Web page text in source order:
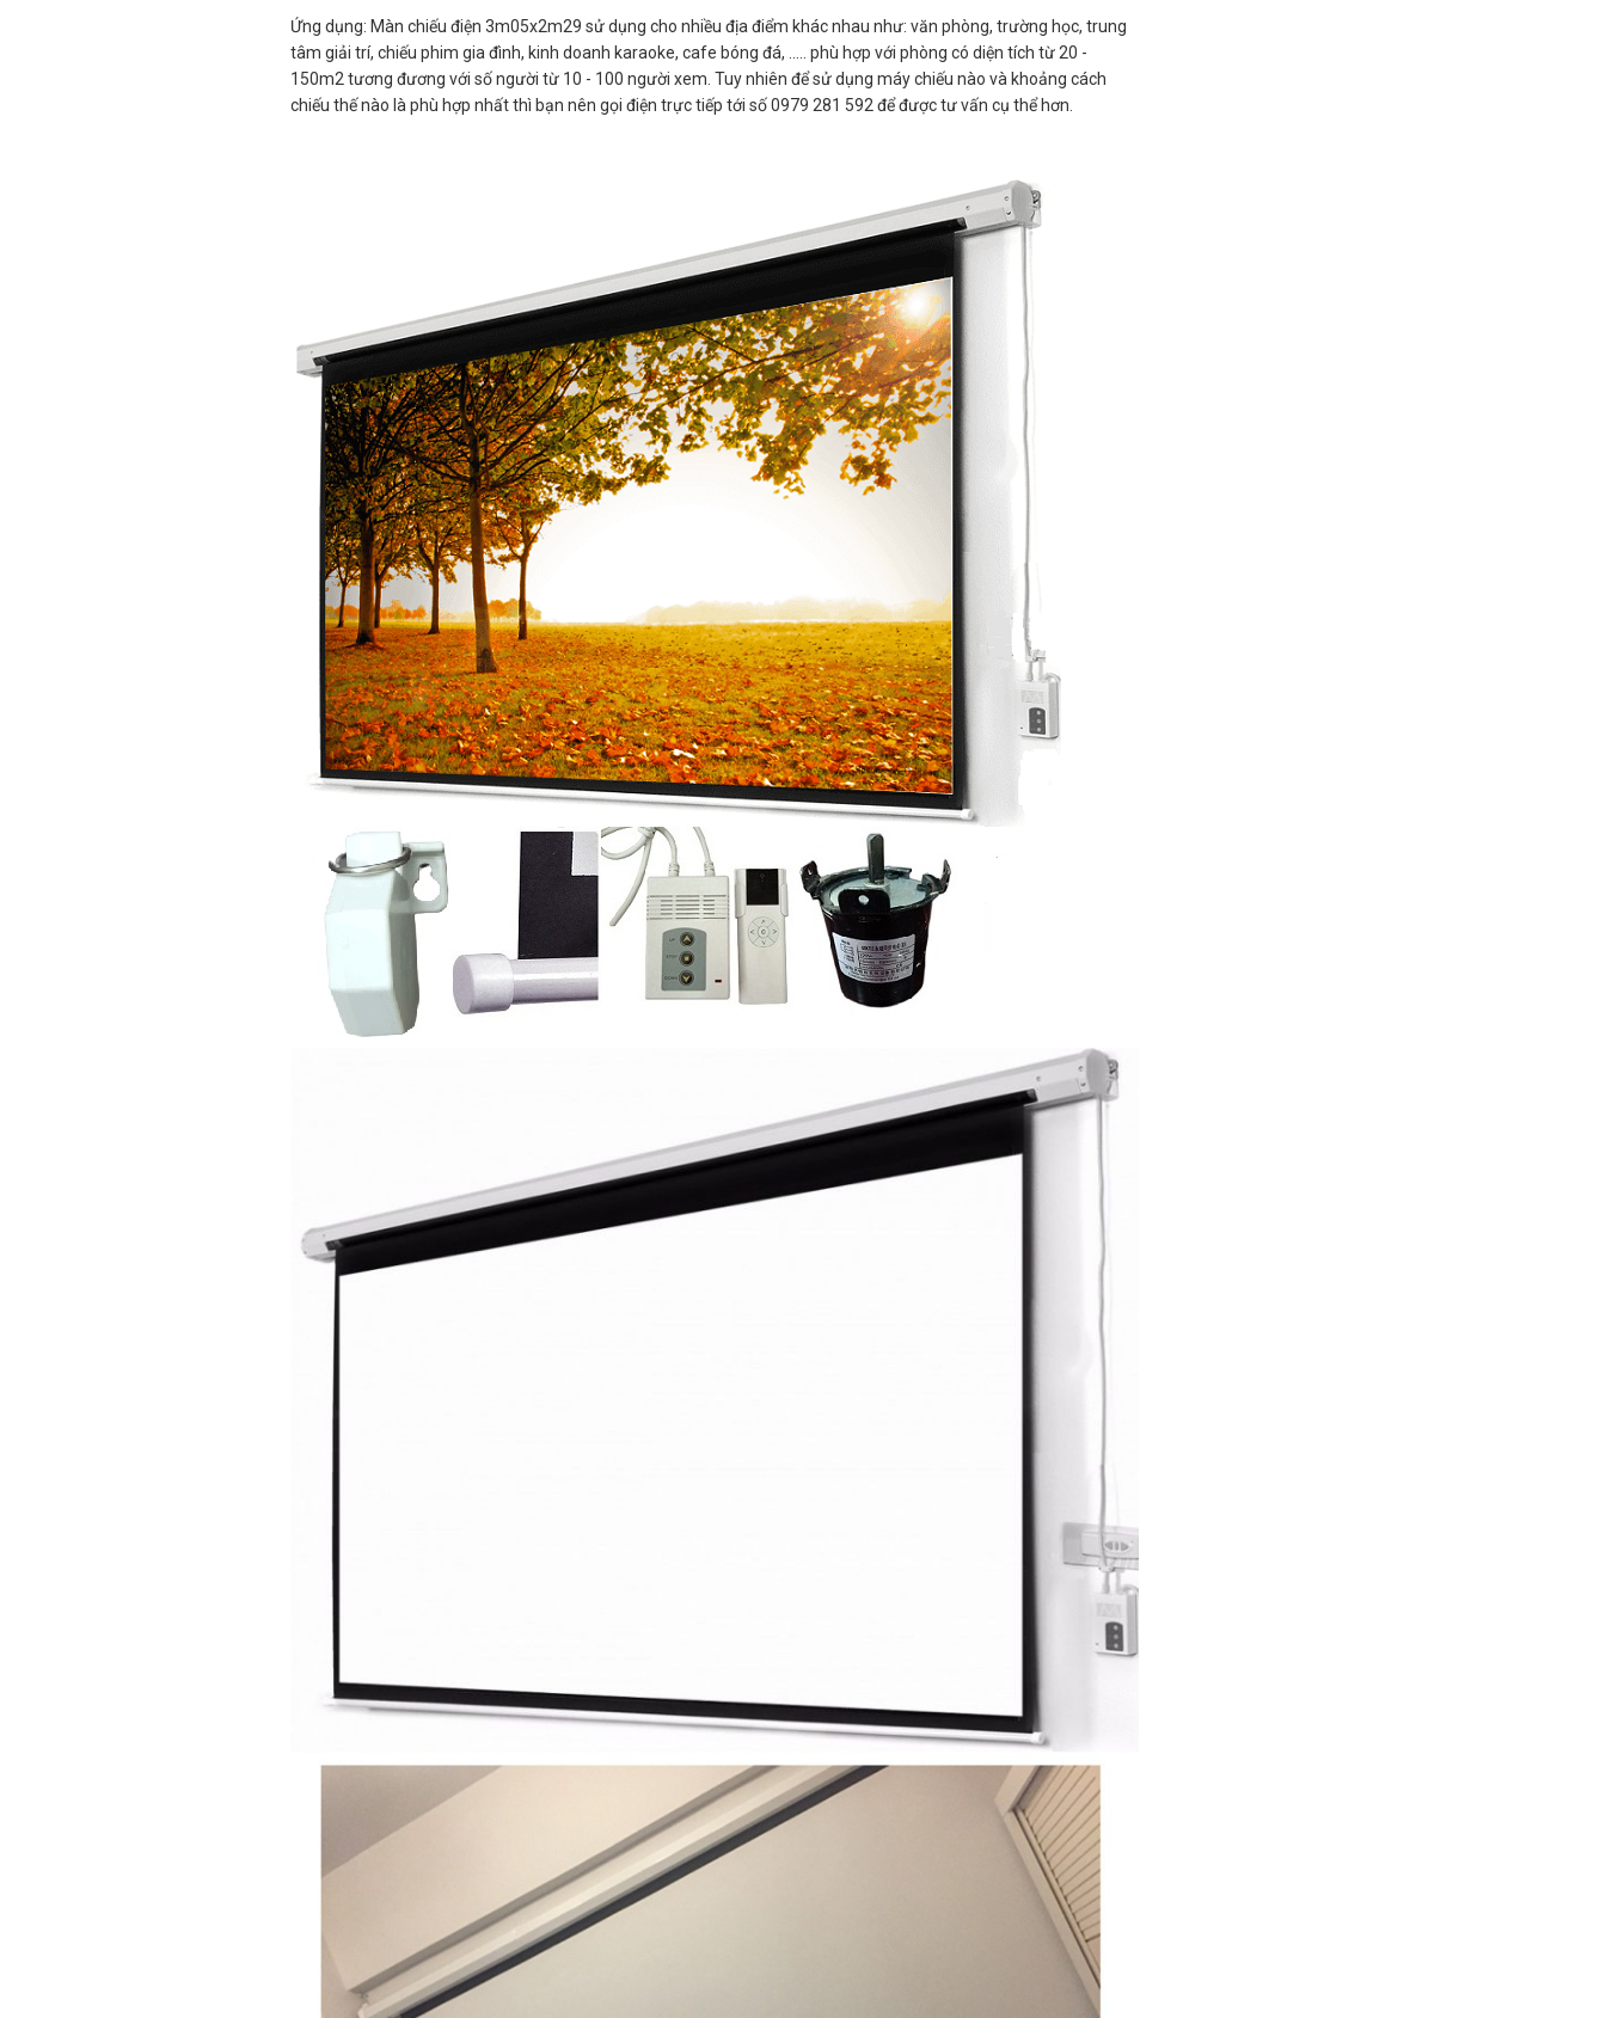
Ứng dụng: Màn chiếu điện 3m05x2m29 sử dụng cho nhiều địa điểm khác nhau như: văn phòng, trường học, trung
tâm giải trí, chiếu phim gia đình, kinh doanh karaoke, cafe bóng đá, ..... phù hợp với phòng có diện tích từ 20 -
150m2 tương đương với số người từ 10 - 100 người xem. Tuy nhiên để sử dụng máy chiếu nào và khoảng cách
chiếu thế nào là phù hợp nhất thì bạn nên gọi điện trực tiếp tới số 0979 281 592 để được tư vấn cụ thể hơn.